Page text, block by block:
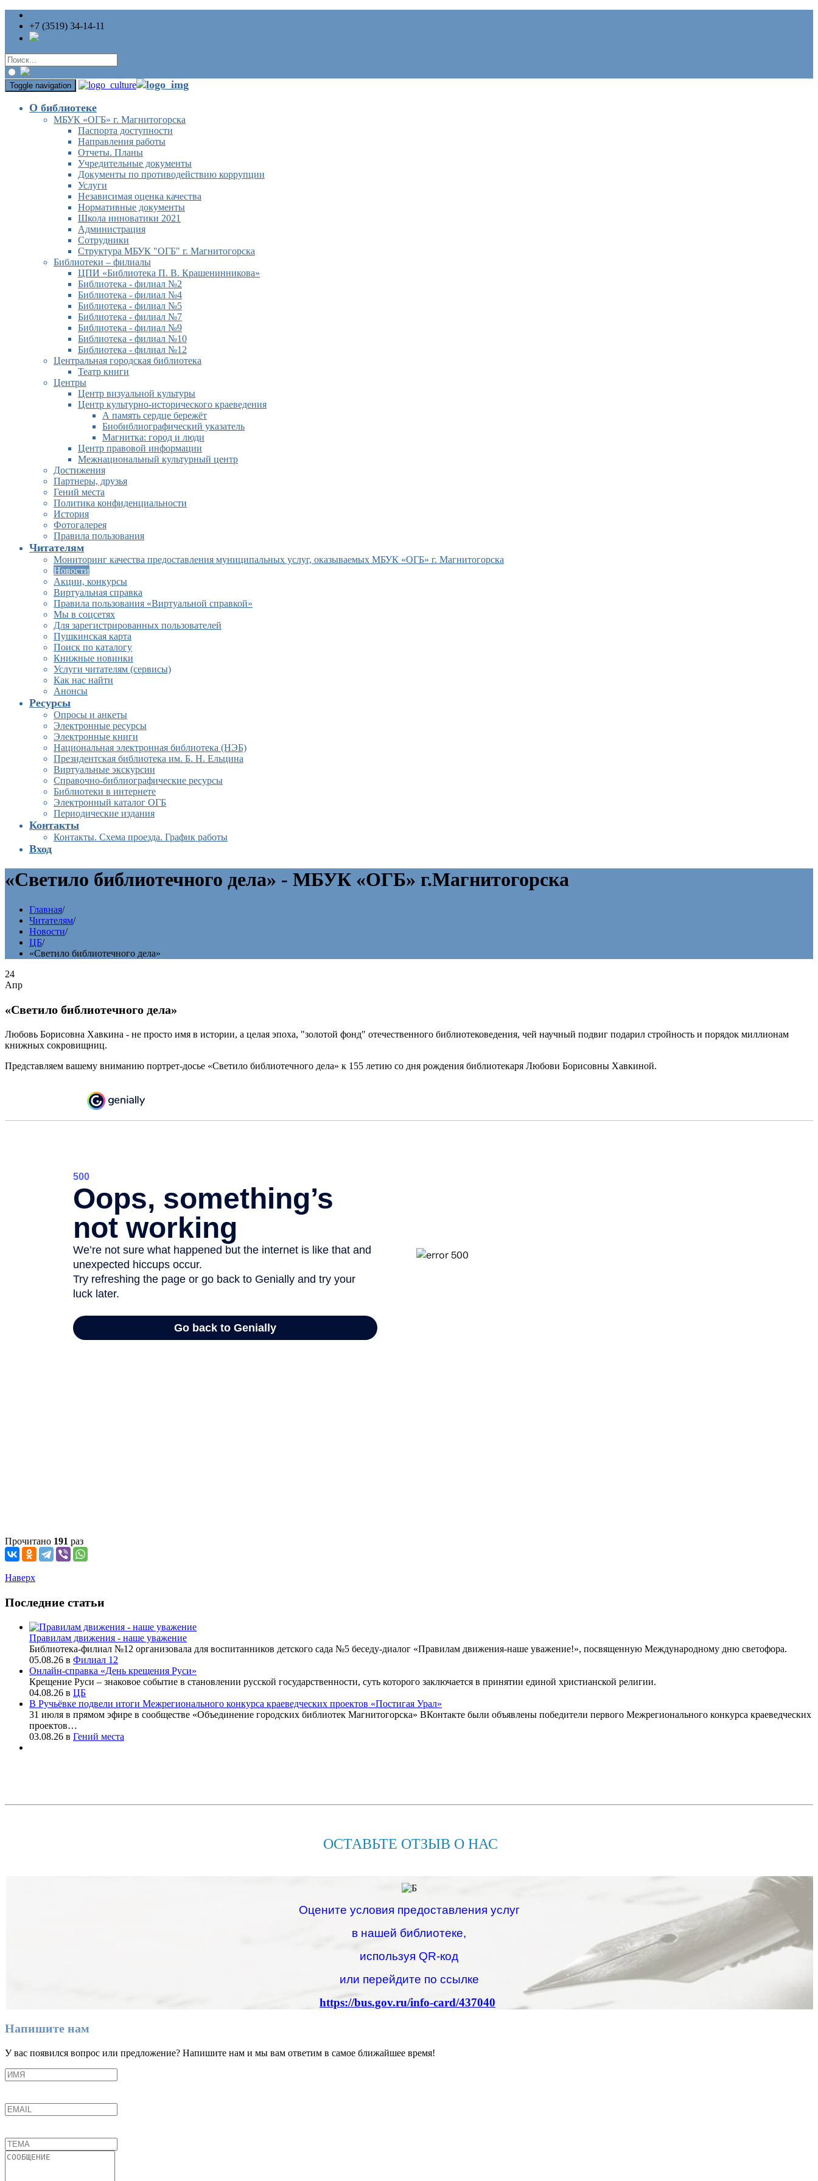
+7 (3519) 34-14-11
Toggle navigation
О библиотеке
МБУК «ОГБ» г. Магнитогорска
Паспорта доступности
Направления работы
Отчеты. Планы
Учредительные документы
Документы по противодействию коррупции
Услуги
Независимая оценка качества
Нормативные документы
Школа инноватики 2021
Администрация
Сотрудники
Структура МБУК "ОГБ" г. Магнитогорска
Библиотеки – филиалы
ЦПИ «Библиотека П. В. Крашенинникова»
Библиотека - филиал №2
Библиотека - филиал №4
Библиотека - филиал №5
Библиотека - филиал №7
Библиотека - филиал №9
Библиотека - филиал №10
Библиотека - филиал №12
Центральная городская библиотека
Театр книги
Центры
Центр визуальной культуры
Центр культурно-исторического краеведения
А память сердце бережёт
Биобиблиографический указатель
Магнитка: город и люди
Центр правовой информации
Межнациональный культурный центр
Достижения
Партнеры, друзья
Гений места
Политика конфиденциальности
История
Фотогалерея
Правила пользования
Читателям
Мониторинг качества предоставления муниципальных услуг, оказываемых МБУК «ОГБ» г. Магнитогорска
Новости
Акции, конкурсы
Виртуальная справка
Правила пользования «Виртуальной справкой»
Мы в соцсетях
Для зарегистрированных пользователей
Пушкинская карта
Поиск по каталогу
Книжные новинки
Услуги читателям (сервисы)
Как нас найти
Анонсы
Ресурсы
Опросы и анкеты
Электронные ресурсы
Электронные книги
Национальная электронная библиотека (НЭБ)
Президентская библиотека им. Б. Н. Ельцина
Виртуальные экскурсии
Справочно-библиографические ресурсы
Библиотеки в интернете
Электронный каталог ОГБ
Периодические издания
Контакты
Контакты. Схема проезда. График работы
Вход
«Светило библиотечного дела» - МБУК «ОГБ» г.Магнитогорска
Главная/
Читателям/
Новости/
ЦБ/
«Светило библиотечного дела»
24
Апр
«Светило библиотечного дела»
Любовь Борисовна Хавкина - не просто имя в истории, а целая эпоха, "золотой фонд" отечественного библиотековедения, чей научный подвиг подарил стройность и порядок миллионам
книжных сокровищниц.
Представляем вашему вниманию портрет-досье «Светило библиотечного дела» к 155 летию со дня рождения библиотекаря Любови Борисовны Хавкиной.
Прочитано 191 раз
Наверх
Последние статьи
Правилам движения - наше уважение
Библиотека-филиал №12 организовала для воспитанников детского сада №5 беседу-диалог «Правилам движения-наше уважение!», посвященную Международному дню светофора.
05.08.26 в Филиал 12
Онлайн-справка «День крещения Руси»
Крещение Руси – знаковое событие в становлении русской государственности, суть которого заключается в принятии единой христианской религии.
04.08.26 в ЦБ
В Ручьёвке подвели итоги Межрегионального конкурса краеведческих проектов «Постигая Урал»
31 июля в прямом эфире в сообществе «Объединение городских библиотек Магнитогорска» ВКонтакте были объявлены победители первого Межрегионального конкурса краеведческих
проектов…
03.08.26 в Гений места
ОСТАВЬТЕ ОТЗЫВ О НАС
Оцените условия предоставления услуг
в нашей библиотеке,
используя QR-код
или перейдите по ссылке
https://bus.gov.ru/info-card/437040
Напишите нам
У вас появился вопрос или предложение? Напишите нам и мы вам ответим в самое ближайшее время!